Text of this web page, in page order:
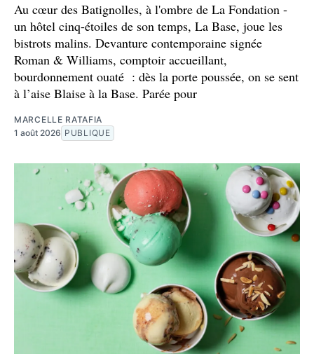
Au cœur des Batignolles, à l'ombre de La Fondation -
un hôtel cinq-étoiles de son temps, La Base, joue les
bistrots malins. Devanture contemporaine signée
Roman & Williams, comptoir accueillant,
bourdonnement ouaté : dès la porte poussée, on se sent
à l’aise Blaise à la Base. Parée pour
MARCELLE RATAFIA
1 août 2026 PUBLIQUE